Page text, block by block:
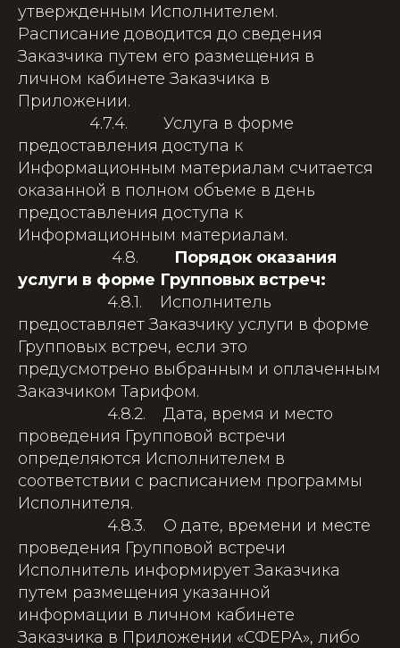
утвержденным Исполнителем.
Расписание доводится до сведения
Заказчика путем его размещения в
личном кабинете Заказчика в
Приложении.
4.7.4. Услуга в форме
предоставления доступа к
Информационным материалам считается
оказанной в полном объеме в день
предоставления доступа к
Информационным материалам.
4.8. Порядок оказания
услуги в форме Групповых встреч:
4.8.1. Исполнитель
предоставляет Заказчику услуги в форме
Групповых встреч, если это
предусмотрено выбранным и оплаченным
Заказчиком Тарифом.
4.8.2. Дата, время и место
проведения Групповой встречи
определяются Исполнителем в
соответствии с расписанием программы
Исполнителя.
4.8.3. О дате, времени и месте
проведения Групповой встречи
Исполнитель информирует Заказчика
путем размещения указанной
информации в личном кабинете
Заказчика в Приложении «СФЕРА», либо